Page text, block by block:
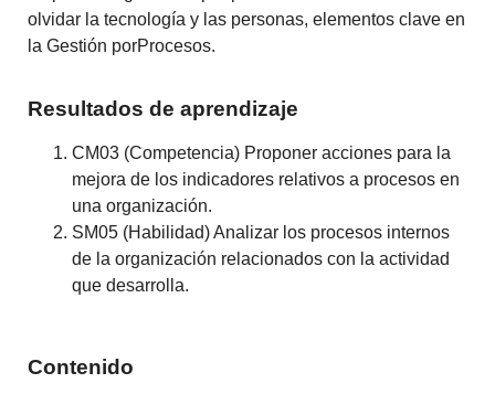
olvidar la tecnología y las personas, elementos clave en
la Gestión porProcesos.
Resultados de aprendizaje
CM03 (Competencia) Proponer acciones para la
mejora de los indicadores relativos a procesos en
una organización.
SM05 (Habilidad) Analizar los procesos internos
de la organización relacionados con la actividad
que desarrolla.
Contenido